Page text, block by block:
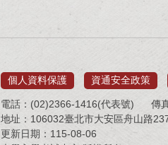
個人資料保護 資通安全政策
電話：(02)2366-1416(代表號)
傳
地址：106032臺北市大安區舟山路
更新日期：115-08-06